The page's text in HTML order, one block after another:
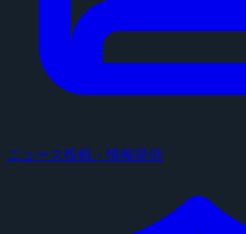
ニュース投稿・情報提供